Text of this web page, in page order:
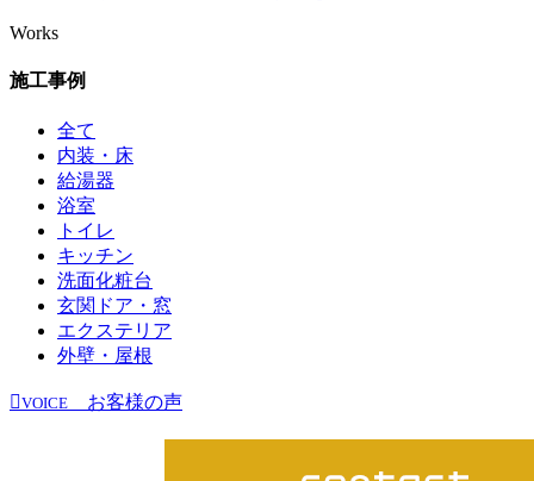
Works
施工事例
全て
内装・床
給湯器
浴室
トイレ
キッチン
洗面化粧台
玄関ドア・窓
エクステリア
外壁・屋根
VOICE お客様の声